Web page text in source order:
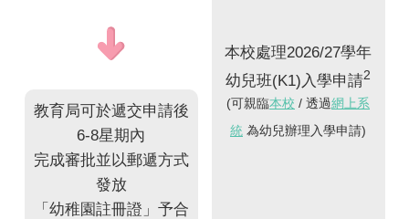
本校處理2026/27學年
幼兒班(K1)入學申請2
(可親臨本校 / 透過網上系
統 為幼兒辦理入學申請)
教育局可於遞交申請後
6-8星期內
完成審批並以郵遞方式
發放
「幼稚園註冊證」予合